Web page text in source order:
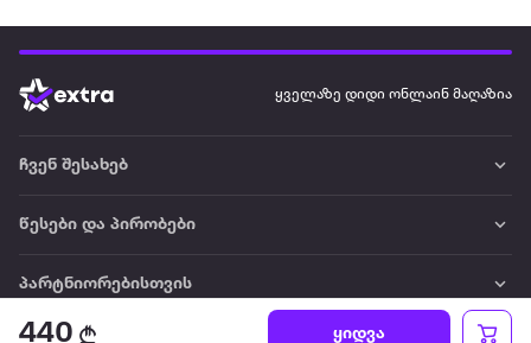
440 ყიდვა
ყველაზე დიდი ონლაინ მაღაზია
ჩვენ შესახებ
წესები და პირობები
პარტნიორებისთვის